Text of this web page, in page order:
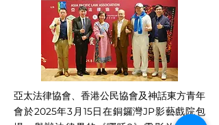
亞太法律協會、香港公民協會及神話東方青年
會於2025年3月15日在銅鑼灣JP影藝戲院包